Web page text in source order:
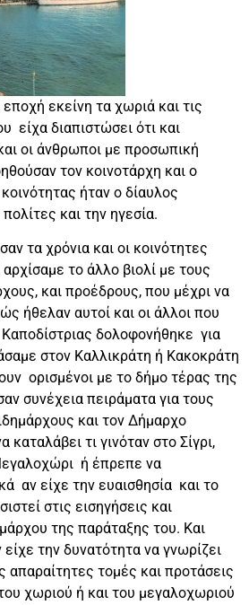
εκείνη τα χωριά και τις
είχα διαπιστώσει ότι και
οι άνθρωποι με προσωπική
τον κοινοτάρχη και ο
ήταν ο δίαυλος
και την ηγεσία.
τα χρόνια και οι κοινότητες
αρχίσαμε το άλλο βιολί με τους
και προέδρους, που μέχρι να
ήθελαν αυτοί και οι άλλοι που
δολοφονήθηκε για
στον Καλλικράτη ή Κακοκράτη
ορισμένοι με το δήμο τέρας της
συνέχεια πειράματα για τους
και τον Δήμαρχο
καταλάβει τι γινόταν στο Σίγρι,
ή έπρεπε να
αν είχε την ευαισθησία και το
στις εισηγήσεις και
της παράταξης του. Και
την δυνατότητα να γνωρίζει
απαραίτητες τομές και προτάσεις
χωριού ή και του μεγαλοχωριού